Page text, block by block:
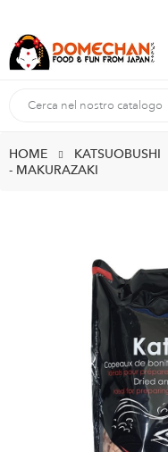
HOME KATSUOBUSHI
- MAKURAZAKI